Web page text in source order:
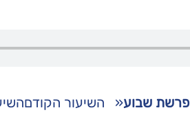
פרשת שבוע« השיעור הקודם